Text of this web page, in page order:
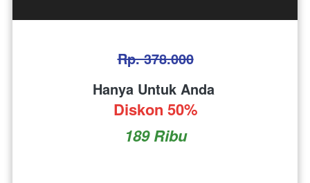
Rp. 378.000
Hanya Untuk Anda
Diskon 50%
189 Ribu